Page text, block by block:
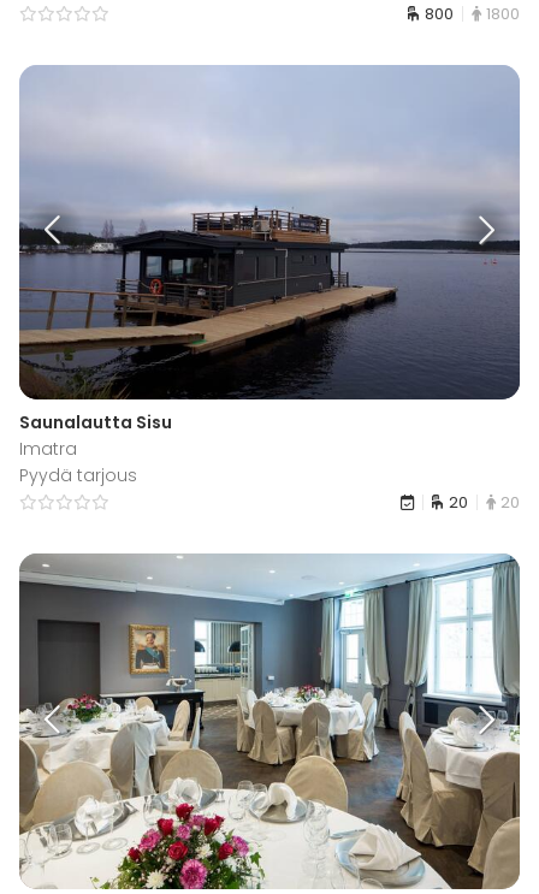
800 1800
Saunalautta Sisu
Imatra
Pyydä tarjous
20 20